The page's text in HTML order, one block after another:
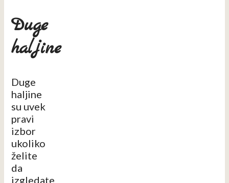
Duge
haljine
Duge
haljine
su uvek
pravi
izbor
ukoliko
želite
da
izgledate